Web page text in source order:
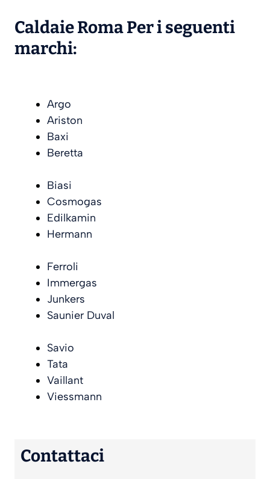
Caldaie Roma Per i seguenti
marchi:
Argo
Ariston
Baxi
Beretta
Biasi
Cosmogas
Edilkamin
Hermann
Ferroli
Immergas
Junkers
Saunier Duval
Savio
Tata
Vaillant
Viessmann
Contattaci